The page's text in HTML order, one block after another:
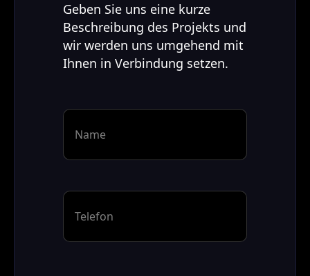
Geben Sie uns eine kurze
Beschreibung des Projekts und
wir werden uns umgehend mit
Ihnen in Verbindung setzen.